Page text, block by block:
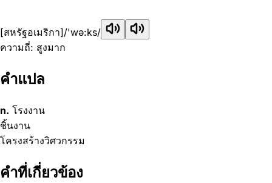
[สหรัฐอเมริกา]/'wə:ks/
ความถี่: สูงมาก
คำแปล
n. โรงงาน
ชิ้นงาน
โครงสร้างวิศวกรรม
คำที่เกี่ยวข้อง